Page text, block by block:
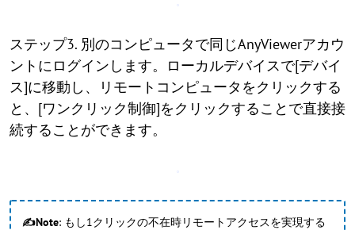
ステップ3. 別のコンピュータで同じAnyViewerアカウ
ントにログインします。ローカルデバイスで[デバイ
ス]に移動し、リモートコンピュータをクリックする
と、[ワンクリック制御]をクリックすることで直接接
続することができます。
✍Note: もし1クリックの不在時リモートアクセスを実現する